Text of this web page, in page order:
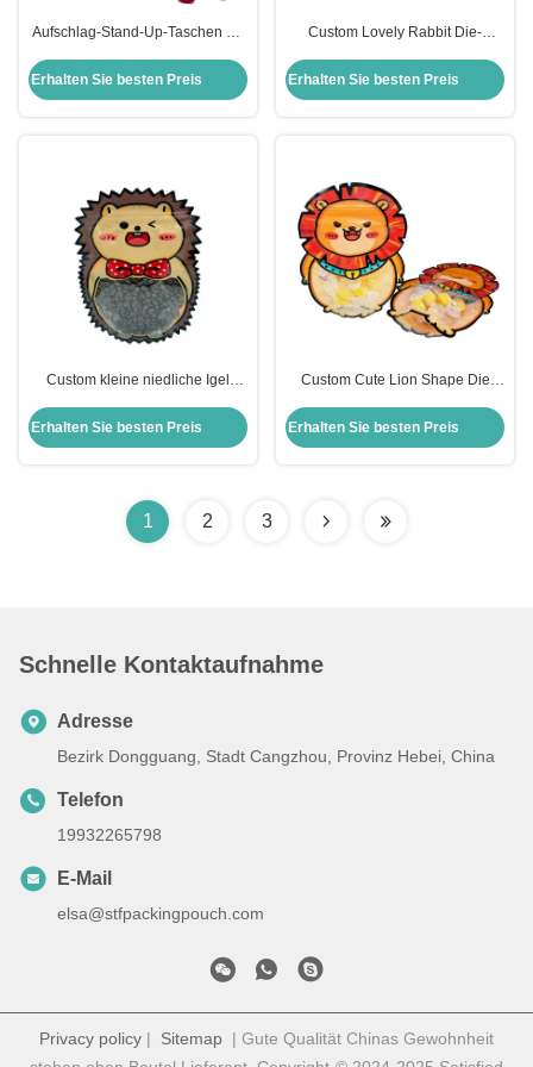
Aufschlag-Stand-Up-Taschen mit
Fenster für Kinder
Erhalten Sie besten Preis
Custom Lovely Rabbit Die-
Fenster Tasche Taschen mit
Reißverschluss für Kinder Snacks
Erhalten Sie besten Preis
Custom kleine niedliche Igel
Kunststoff Standup
Erhalten Sie besten Preis
Custom Cute Lion Shape Die
Reißverschluss Tasche mit
klarem Fenster für Kinder Snack,
Erhalten Sie besten Preis
1 2 3
Schnelle Kontaktaufnahme
Adresse
Bezirk Dongguang, Stadt Cangzhou, Provinz Hebei, China
Telefon
19932265798
E-Mail
elsa@stfpackingpouch.com
Privacy policy | Sitemap | Gute Qualität Chinas Gewohnheit